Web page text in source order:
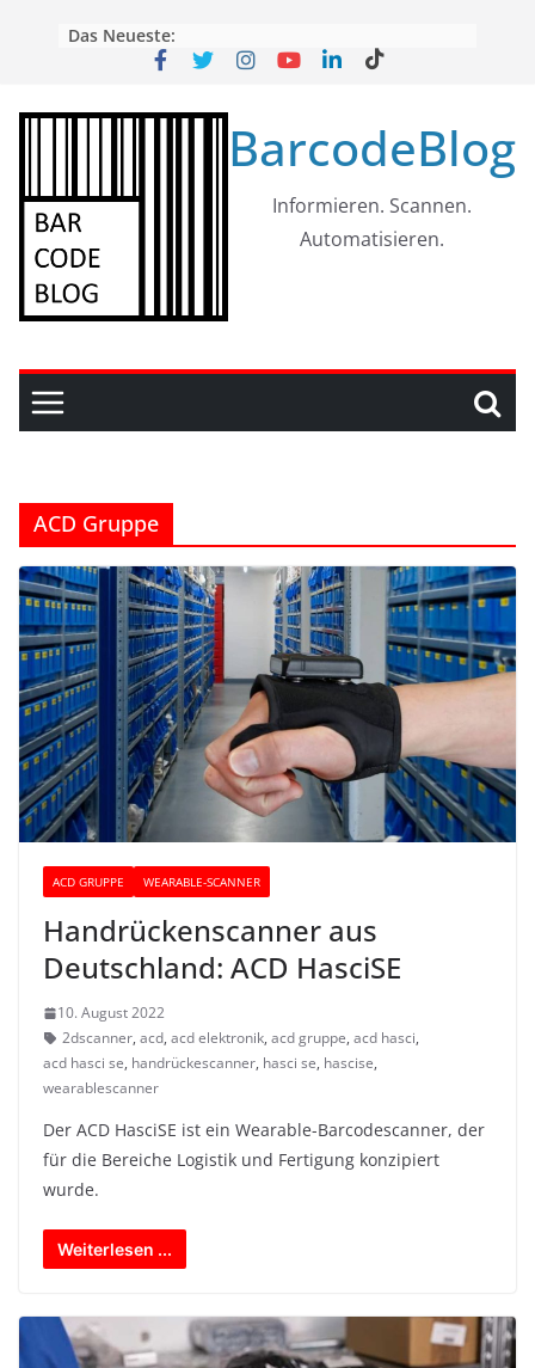
Das Neueste:
BarcodeBlog
Informieren. Scannen.
Automatisieren.
ACD Gruppe
ACD GRUPPE WEARABLE-SCANNER
Handrückenscanner aus
Deutschland: ACD HasciSE
10. August 2022
2dscanner, acd, acd elektronik, acd gruppe, acd hasci,
acd hasci se, handrückescanner, hasci se, hascise,
wearablescanner
Der ACD HasciSE ist ein Wearable-Barcodescanner, der
für die Bereiche Logistik und Fertigung konzipiert
wurde.
Weiterlesen ...